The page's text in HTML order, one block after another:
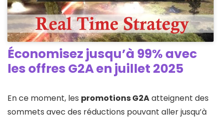
Économisez jusqu’à 99% avec
les offres G2A en juillet 2025
En ce moment, les promotions G2Aatteignent des
sommets avec des réductions pouvant aller jusqu’à